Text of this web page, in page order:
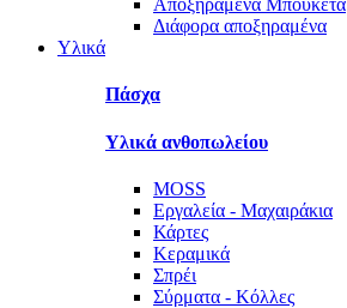
Αποξηραμένα Μπουκέτα
Διάφορα αποξηραμένα
Υλικά
Πάσχα
Υλικά ανθοπωλείου
MOSS
Εργαλεία - Μαχαιράκια
Κάρτες
Κεραμικά
Σπρέι
Σύρματα - Κόλλες